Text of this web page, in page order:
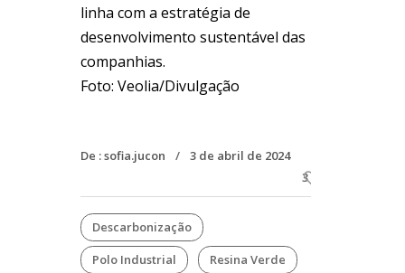
linha com a estratégia de
desenvolvimento sustentável das
companhias.
Foto: Veolia/Divulgação
De :sofia.jucon
3 de abril de 2024
3
Descarbonização
Polo Industrial
Resina Verde